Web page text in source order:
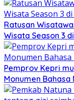
Ratusan
Wisata Season 3
Pemprov Kepri
Monumen Bahasa